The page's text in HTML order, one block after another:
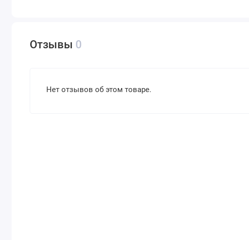
Отзывы 0
Нет отзывов об этом товаре.